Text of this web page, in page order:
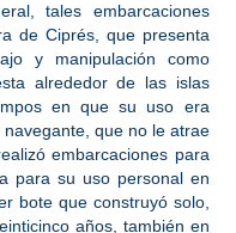
tales embarcaciones
de Ciprés, que presenta
y manipulación como
alrededor de las islas
en que su uso era
que no le atrae
embarcaciones para
para su uso personal en
bote que construyó solo,
años, también en